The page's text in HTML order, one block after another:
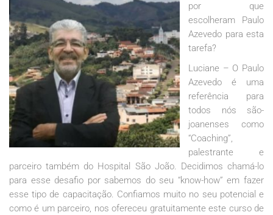
por que
escolheram Paulo
Azevedo para esta
tarefa?
Luciane – O Paulo
Azevedo é uma
referência para
todos nós são-
joanenses como
“Coaching”,
palestrante e
parceiro também do Hospital São João. Decidimos chamá-lo
para esse desafio por sabemos do seu “know-how” em fazer
esse tipo de capacitação. Confiamos muito no seu potencial e
como é um parceiro, nos ofereceu gratuitamente este curso de